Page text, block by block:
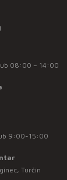
08:00 – 14:00
9:00-15:00
Turčin